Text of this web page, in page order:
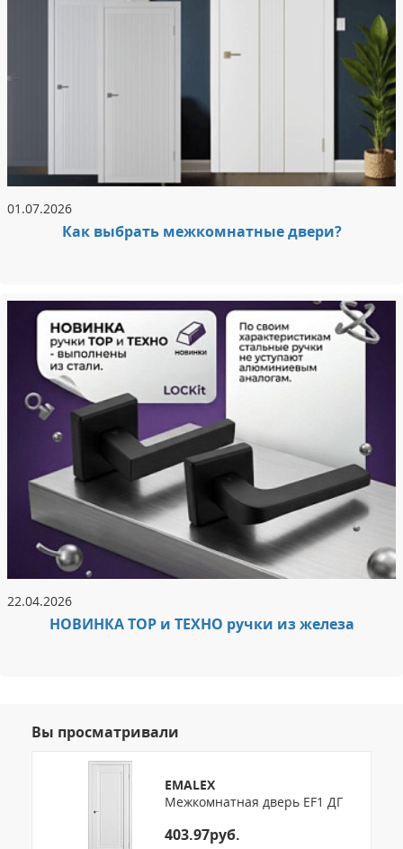
01.07.2026
Как выбрать межкомнатные двери?
22.04.2026
НОВИНКА ТОР и ТЕХНО ручки из железа
Вы просматривали
EMALEX
Межкомнатная дверь EF1 ДГ
403.97руб.